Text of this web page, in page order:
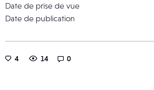
Date de prise de vue
Date de publication
4 14 0